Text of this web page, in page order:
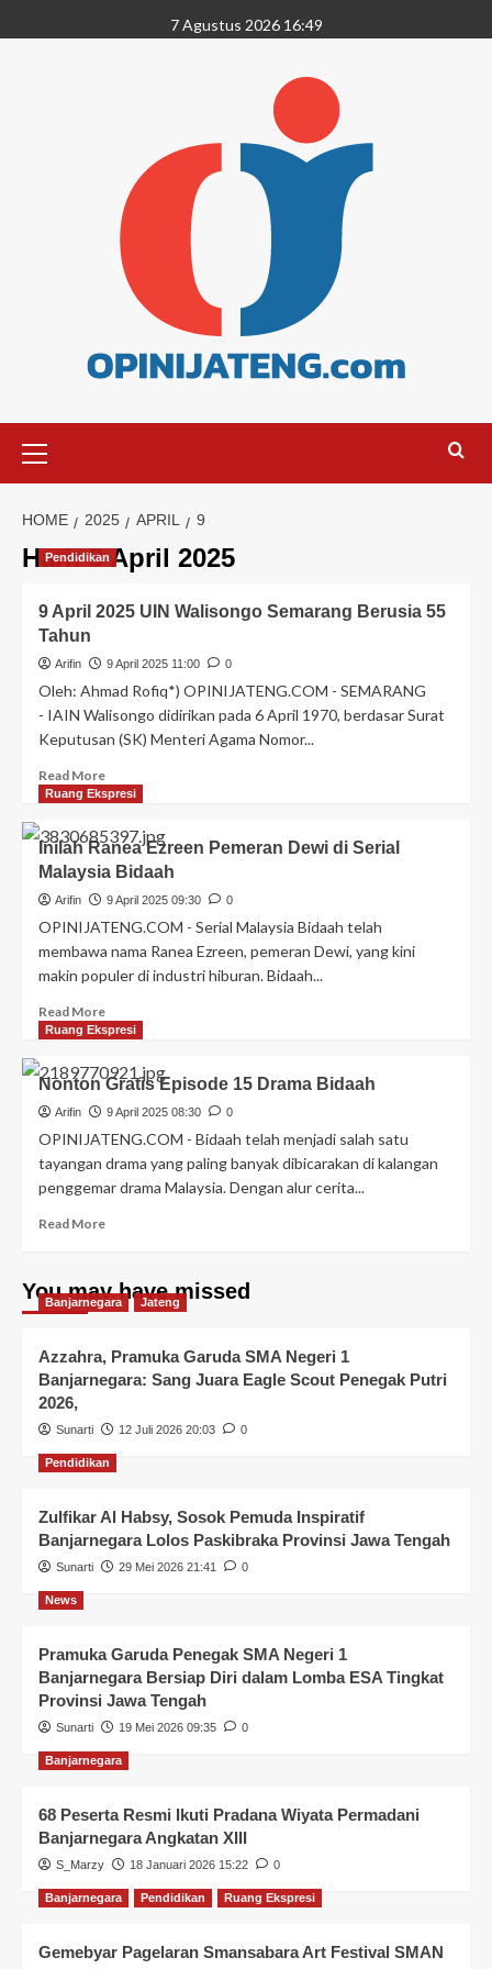
7 Agustus 2026 16:49
HOME 2025 APRIL 9
Hari:9 April 2025
Pendidikan
9 April 2025 UIN Walisongo Semarang Berusia 55
Tahun
Arifin 9 April 2025 11:00 0
Oleh: Ahmad Rofiq*) OPINIJATENG.COM - SEMARANG
- IAIN Walisongo didirikan pada 6 April 1970, berdasar Surat
Keputusan (SK) Menteri Agama Nomor...
Read More
Ruang Ekspresi
Inilah Ranea Ezreen Pemeran Dewi di Serial
Malaysia Bidaah
Arifin 9 April 2025 09:30 0
OPINIJATENG.COM - Serial Malaysia Bidaah telah
membawa nama Ranea Ezreen, pemeran Dewi, yang kini
makin populer di industri hiburan. Bidaah...
Read More
Ruang Ekspresi
Nonton Gratis Episode 15 Drama Bidaah
Arifin 9 April 2025 08:30 0
OPINIJATENG.COM - Bidaah telah menjadi salah satu
tayangan drama yang paling banyak dibicarakan di kalangan
penggemar drama Malaysia. Dengan alur cerita...
Read More
You may have missed
Banjarnegara Jateng
Azzahra, Pramuka Garuda SMA Negeri 1
Banjarnegara: Sang Juara Eagle Scout Penegak Putri
2026,
Sunarti 12 Juli 2026 20:03 0
Pendidikan
Zulfikar Al Habsy, Sosok Pemuda Inspiratif
Banjarnegara Lolos Paskibraka Provinsi Jawa Tengah
Sunarti 29 Mei 2026 21:41 0
News
Pramuka Garuda Penegak SMA Negeri 1
Banjarnegara Bersiap Diri dalam Lomba ESA Tingkat
Provinsi Jawa Tengah
Sunarti 19 Mei 2026 09:35 0
Banjarnegara
68 Peserta Resmi Ikuti Pradana Wiyata Permadani
Banjarnegara Angkatan XIII
S_Marzy 18 Januari 2026 15:22 0
Banjarnegara Pendidikan Ruang Ekspresi
Gemebyar Pagelaran Smansabara Art Festival SMAN